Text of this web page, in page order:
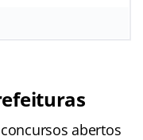
abertos